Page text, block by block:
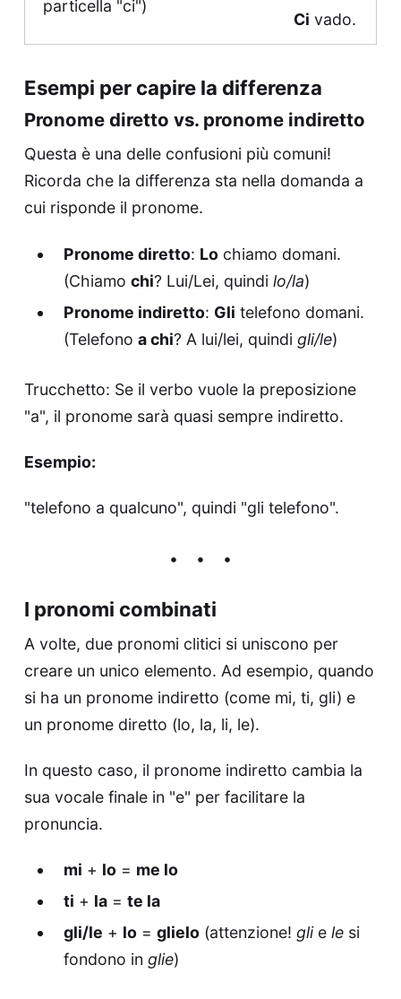
particella "ci")
Ci vado.
Esempi per capire la differenza
Pronome diretto vs. pronome indiretto
Questa è una delle confusioni più comuni!
Ricorda che la differenza sta nella domanda a
cui risponde il pronome.
Pronome diretto: Lochiamo domani.
(Chiamo chi? Lui/Lei, quindi lo/la)
Pronome indiretto: Gli telefono domani.
(Telefono a chi? A lui/lei, quindi gli/le)
Trucchetto: Se il verbo vuole la preposizione
"a", il pronome sarà quasi sempre indiretto.
Esempio:
"telefono a qualcuno", quindi "gli telefono".
I pronomi combinati
A volte, due pronomi clitici si uniscono per
creare un unico elemento. Ad esempio, quando
si ha un pronome indiretto (come mi, ti, gli) e
un pronome diretto (lo, la, li, le).
In questo caso, il pronome indiretto cambia la
sua vocale finale in "e" per facilitare la
pronuncia.
mi + lo= me lo
ti + la= te la
gli/le + lo= glielo(attenzione! glie lesi
fondono in glie)